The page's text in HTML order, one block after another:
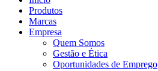
Produtos
Marcas
Empresa
Quem Somos
Gestão e Ética
Oportunidades de Emprego